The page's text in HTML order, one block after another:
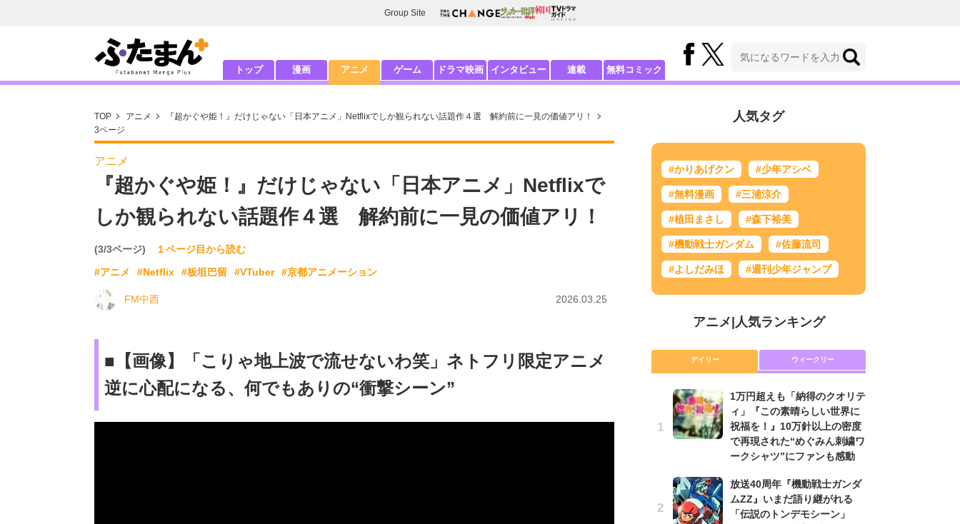
Group Site
トップ 漫画 アニメ ゲーム ドラマ映画 インタビュー 連載 無料コミック
TOP アニメ
『超かぐや姫！』だけじゃない「日本アニメ」Netflixでしか観られない話題作４選 解約前に一見の価値アリ！
3ページ
アニメ
『超かぐや姫！』だけじゃない「日本アニメ」Netflixで
しか観られない話題作４選 解約前に一見の価値アリ！
(3/3ページ)
１ページ目から読む
#アニメ
#Netflix #板垣巴留 #VTuber #京都アニメーション
FM中西 2026.03.25
■【画像】「こりゃ地上波で流せないわ笑」ネトフリ限定アニメ
逆に心配になる、何でもありの“衝撃シーン”
人気タグ
#かりあげクン #少年アシベ
#無料漫画 #三浦涼介
#植田まさし #森下裕美
#機動戦士ガンダム #佐藤流司
#よしだみほ #週刊少年ジャンプ
アニメ| 人気ランキング
デイリー ウィークリー
1万円超えも「納得のクオリテ
ィ」『この素晴らしい世界に
祝福を！』10万針以上の密度
で再現された“めぐみん刺繍ワ
ークシャツ”にファンも感動
放送40周年『機動戦士ガンダ
ムZZ』いまだ語り継がれる
「伝説のトンデモシーン」